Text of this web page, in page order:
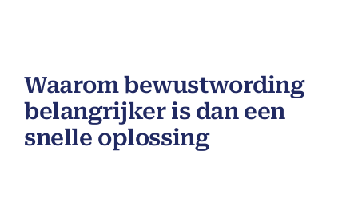
Waarom bewustwording
belangrijker is dan een
snelle oplossing